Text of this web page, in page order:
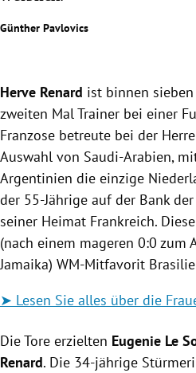
Untermenü
Untermenü
Günther Pavlovics
Herve Renard ist binnen
zweiten Mal Trainer bei einer
Franzose betreute bei der
Auswahl von Saudi-Arabien,
Argentinien die einzige
der 55-Jährige auf der Bank
seiner Heimat Frankreich.
(nach einem mageren 0:0 zum
Jamaika) WM-Mitfavorit
➤ Lesen Sie alles über die
Die Tore erzielten Eugenie Le
Renard. Die 34-jährige